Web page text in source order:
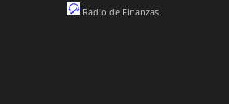
Radio de Finanzas